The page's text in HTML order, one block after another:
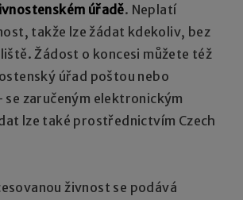
úřadě. Neplatí
takže lze žádat kdekoliv, bez
Žádost o koncesi můžete též
úřad poštou nebo
zaručeným elektronickým
lze také prostřednictvím Czech
živnost se podává